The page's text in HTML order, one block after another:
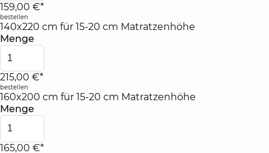
159,00 €*
bestellen
140x220 cm für 15-20 cm Matratzenhöhe
Menge
215,00 €*
bestellen
160x200 cm für 15-20 cm Matratzenhöhe
Menge
165,00 €*